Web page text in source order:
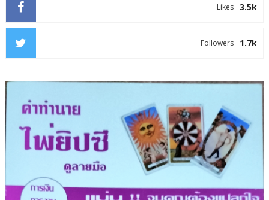
3.5k
Likes
1.7k
Followers